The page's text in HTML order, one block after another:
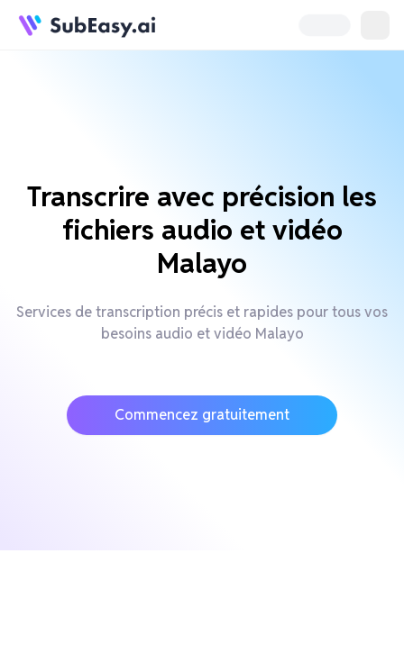
Transcrire avec précision les
fichiers audio et vidéo
Malayo
Services de transcription précis et rapides pour tous vos
besoins audio et vidéo Malayo
Commencez gratuitement